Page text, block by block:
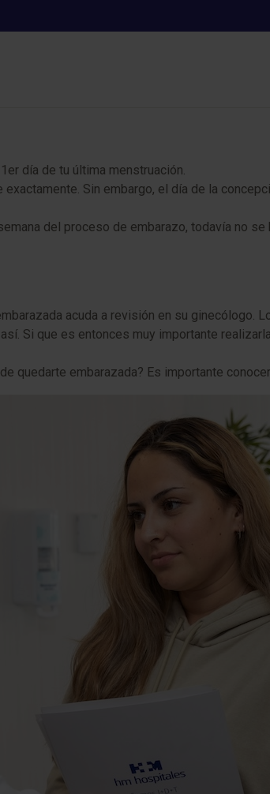
día de tu última menstruación.
Sin embargo, el día de la
del proceso de embarazo, todavía no
acuda a revisión en su
Si que es entonces muy importante
quedarte embarazada? Es importante